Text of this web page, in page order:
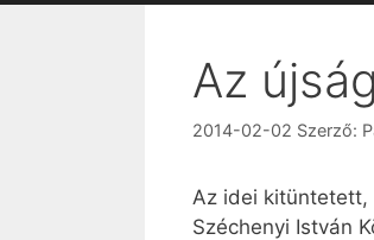
Az
2014-02-02 Szerző:
Az idei kitüntetett,
Széchenyi István